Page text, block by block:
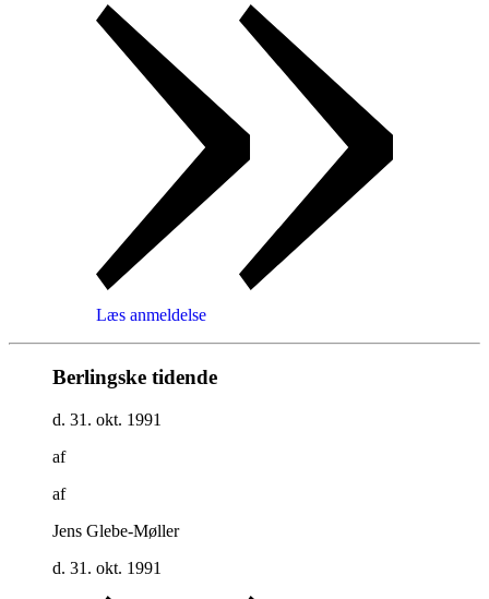
Læs anmeldelse
Berlingske tidende
d. 31. okt. 1991
af
af
Jens Glebe-Møller
d. 31. okt. 1991